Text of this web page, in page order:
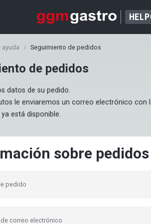
ayuda Seguimiento de pedidos
de pedidos
datos de su pedido.
le enviaremos un correo electrónico
está disponible.
sobre pedidos
pedido
correo electrónico